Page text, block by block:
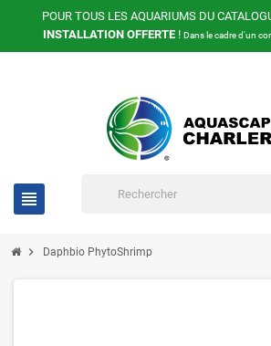
POUR TOUS LES AQUARIUMS DU
INSTALLATION OFFERTE! Dans le cadre d'un
view_headline
chevron_right Daphbio PhytoShrimp